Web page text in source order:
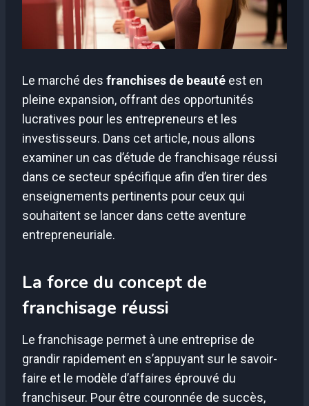
Le marché des franchises de beauté est en
pleine expansion, offrant des opportunités
lucratives pour les entrepreneurs et les
investisseurs. Dans cet article, nous allons
examiner un cas d’étude de franchisage réussi
dans ce secteur spécifique afin d’en tirer des
enseignements pertinents pour ceux qui
souhaitent se lancer dans cette aventure
entrepreneuriale.
La force du concept de
franchisage réussi
Le franchisage permet à une entreprise de
grandir rapidement en s’appuyant sur le savoir-
faire et le modèle d’affaires éprouvé du
franchiseur. Pour être couronnée de succès,